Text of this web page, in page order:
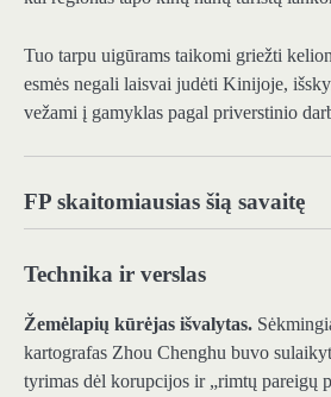
Tuo tarpu uigūrams taikomi griežti
esmės negali laisvai judėti Kinijoje,
vežami į gamyklas pagal priverstinio
FP skaitomiausias šią savaitę
Technika ir verslas
Žemėlapių kūrėjas išvalytas.
kartografas Zhou Chenghu buvo
tyrimas dėl korupcijos ir „rimtų pareigų